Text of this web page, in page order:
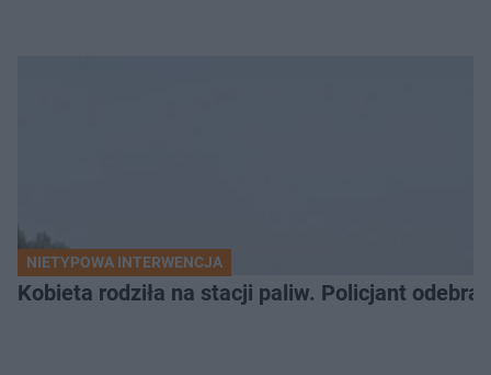
NIETYPOWA INTERWENCJA
Kobieta rodziła na stacji paliw. Policjant